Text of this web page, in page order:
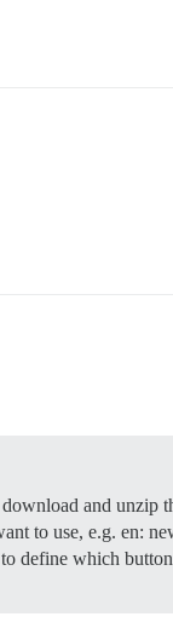
and unzip
to use, e.g. en:
define which